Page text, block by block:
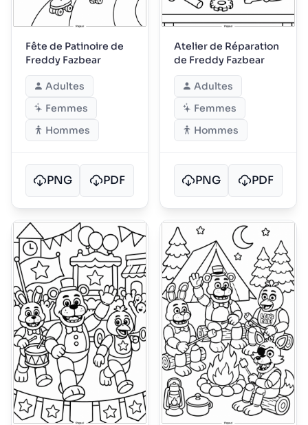
Fête de Patinoire de
Freddy Fazbear
Adultes
Femmes
Hommes
PNG PDF
Atelier de Réparation
de Freddy Fazbear
Adultes
Femmes
Hommes
PNG PDF